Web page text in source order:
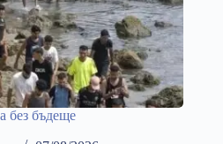
без бъдеще